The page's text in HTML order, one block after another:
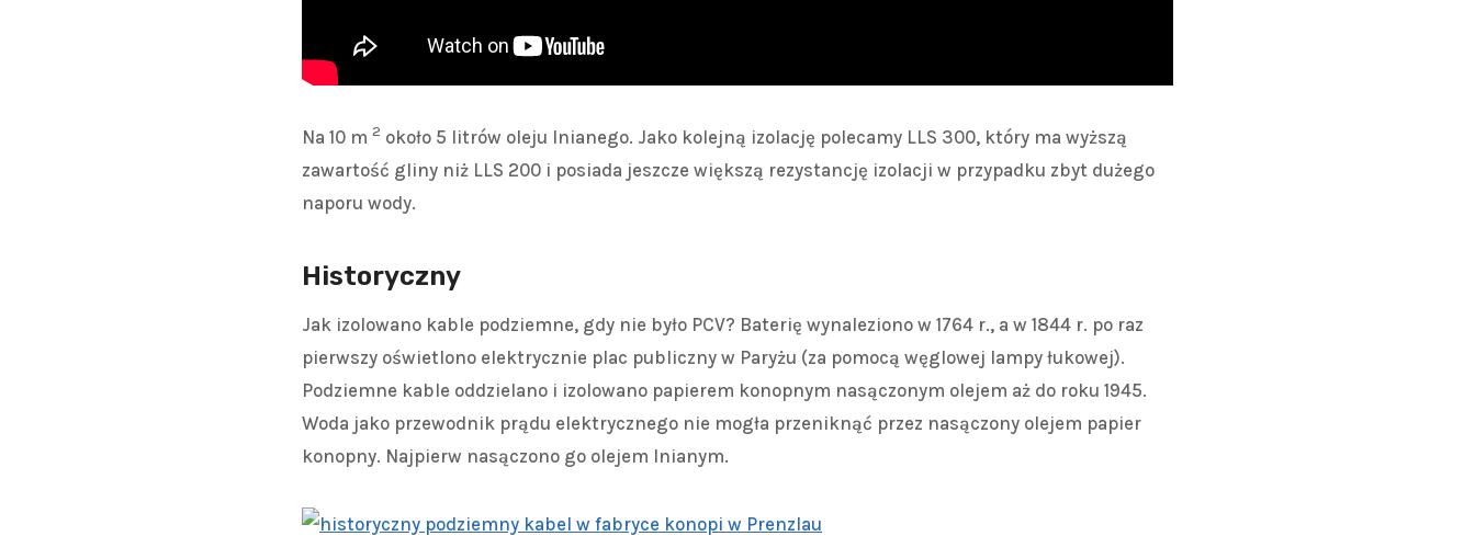
Na 10 m 2 około 5 litrów oleju lnianego. Jako kolejną izolację polecamy LLS 300, który ma wyższą
zawartość gliny niż LLS 200 i posiada jeszcze większą rezystancję izolacji w przypadku zbyt dużego
naporu wody.
Historyczny
Jak izolowano kable podziemne, gdy nie było PCV? Baterię wynaleziono w 1764 r., a w 1844 r. po raz
pierwszy oświetlono elektrycznie plac publiczny w Paryżu (za pomocą węglowej lampy łukowej).
Podziemne kable oddzielano i izolowano papierem konopnym nasączonym olejem aż do roku 1945.
Woda jako przewodnik prądu elektrycznego nie mogła przeniknąć przez nasączony olejem papier
konopny. Najpierw nasączono go olejem lnianym.